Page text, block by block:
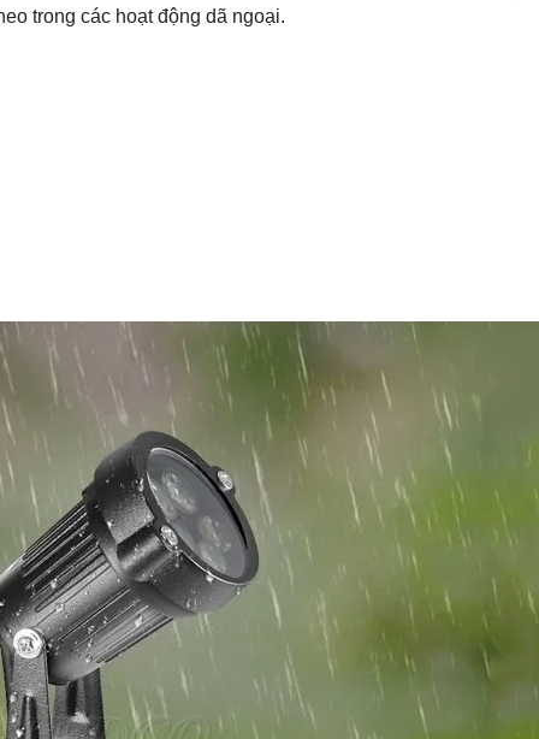
không?
vực?
trong các hoạt động dã ngoại.